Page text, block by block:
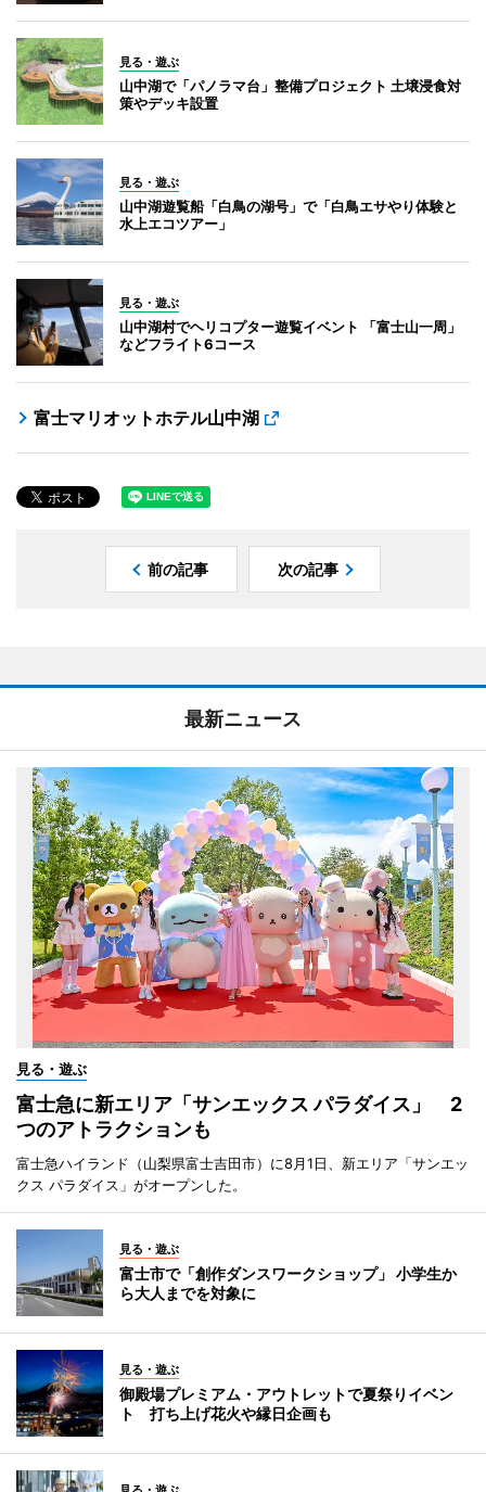
見る・遊ぶ
山中湖で「パノラマ台」整備プロジェクト 土壌浸食対
策やデッキ設置
見る・遊ぶ
山中湖遊覧船「白鳥の湖号」で「白鳥エサやり体験と
水上エコツアー」
見る・遊ぶ
山中湖村でヘリコプター遊覧イベント 「富士山一周」
などフライト6コース
富士マリオットホテル山中湖
前の記事 次の記事
最新ニュース
見る・遊ぶ
富士急に新エリア「サンエックス パラダイス」 2
つのアトラクションも
富士急ハイランド（山梨県富士吉田市）に8月1日、新エリア「サンエッ
クス パラダイス」がオープンした。
見る・遊ぶ
富士市で「創作ダンスワークショップ」 小学生か
ら大人までを対象に
見る・遊ぶ
御殿場プレミアム・アウトレットで夏祭りイベン
ト 打ち上げ花火や縁日企画も